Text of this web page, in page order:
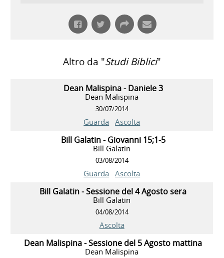
Altro da "Studi Biblici"
Dean Malispina - Daniele 3
Dean Malispina
30/07/2014
Guarda Ascolta
Bill Galatin - Giovanni 15;1-5
Bill Galatin
03/08/2014
Guarda Ascolta
Bill Galatin - Sessione del 4 Agosto sera
Bill Galatin
04/08/2014
Ascolta
Dean Malispina - Sessione del 5 Agosto mattina
Dean Malispina